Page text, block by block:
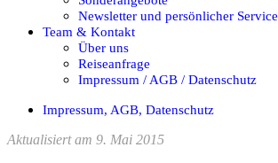
Newsletter und persönlicher Service
Team & Kontakt
Über uns
Reiseanfrage
Impressum / AGB / Datenschutz
Impressum, AGB, Datenschutz
Aktualisiert am 9. Mai 2015